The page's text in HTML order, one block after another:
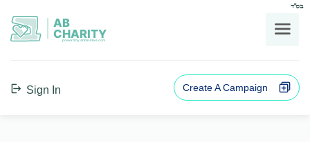
בס"ד
AB
CHARITY
powerd by ahblicklive.com
Sign In Create A Campaign